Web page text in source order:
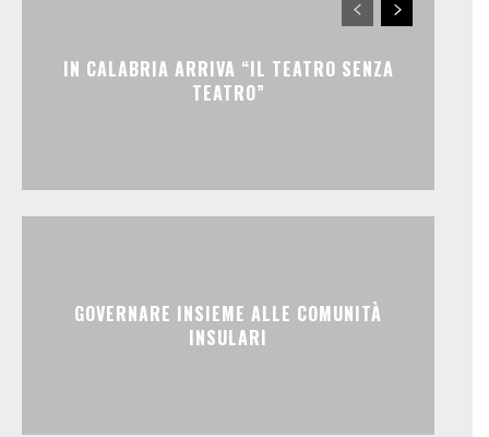
IN CALABRIA ARRIVA “IL TEATRO SENZA
TEATRO”
GOVERNARE INSIEME ALLE COMUNITÀ
INSULARI